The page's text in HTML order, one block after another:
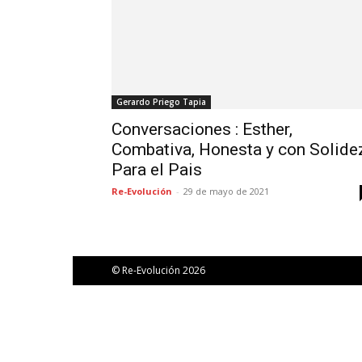
Gerardo Priego Tapia
Conversaciones : Esther,
Combativa, Honesta y con
Para el Pais
Re-Evolución - 29 de mayo de 2021
© Re-Evolución 2026